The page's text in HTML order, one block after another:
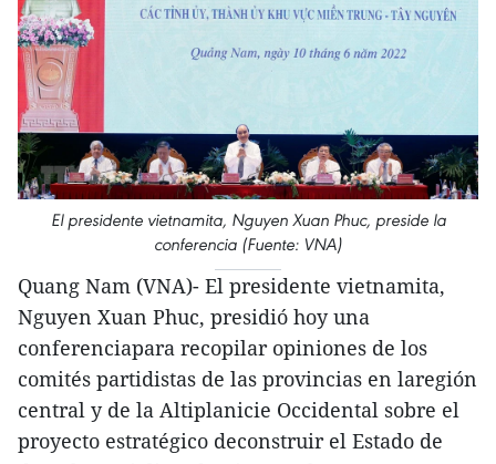
El presidente vietnamita, Nguyen Xuan Phuc, preside la
conferencia (Fuente: VNA)
Quang Nam (VNA)- El presidente vietnamita,
Nguyen Xuan Phuc, presidió hoy una
conferenciapara recopilar opiniones de los
comités partidistas de las provincias en laregión
central y de la Altiplanicie Occidental sobre el
proyecto estratégico deconstruir el Estado de